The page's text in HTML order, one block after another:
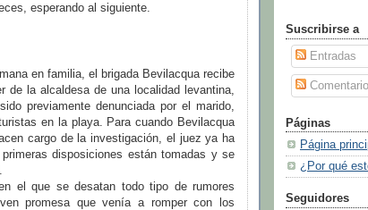
esperando al siguiente.
en familia, el brigada Bevilacqua recibe
de la alcaldesa de una localidad levantina,
previamente denunciada por el marido,
en la playa. Para cuando Bevilacqua
cargo de la investigación, el juez ya ha
disposiciones están tomadas y se
el que se desatan todo tipo de rumores
promesa que venía a romper con los
Suscribirse a
Entradas
Páginas
Página
¿Por qué
Seguidores